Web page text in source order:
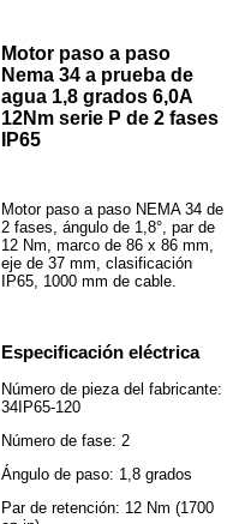
Motor paso a paso
Nema 34 a prueba de
agua 1,8 grados 6,0A
12Nm serie P de 2 fases
IP65
Motor paso a paso NEMA 34 de
2 fases, ángulo de 1,8°, par de
12 Nm, marco de 86 x 86 mm,
eje de 37 mm, clasificación
IP65, 1000 mm de cable.
Especificación eléctrica
Número de pieza del fabricante:
34IP65-120
Número de fase: 2
Ángulo de paso: 1,8 grados
Par de retención: 12 Nm (1700